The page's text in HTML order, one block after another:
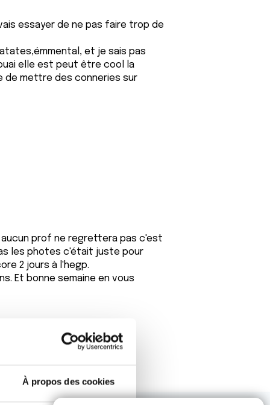
À propos des cookies
essayer de ne pas faire trop de
et je sais pas
elle est peut être cool la
de mettre des conneries sur
prof ne regrettera pas c'est
les photes c'était juste pour
2 jours à l'hegp.
Et bonne semaine en vous